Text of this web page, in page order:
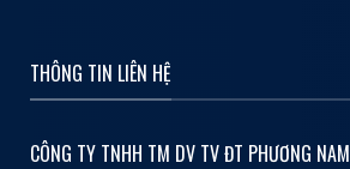
THÔNG TIN LIÊN HỆ
CÔNG TY TNHH TM DV TV ĐT PHƯƠNG NAM